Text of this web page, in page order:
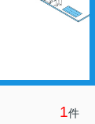
1件